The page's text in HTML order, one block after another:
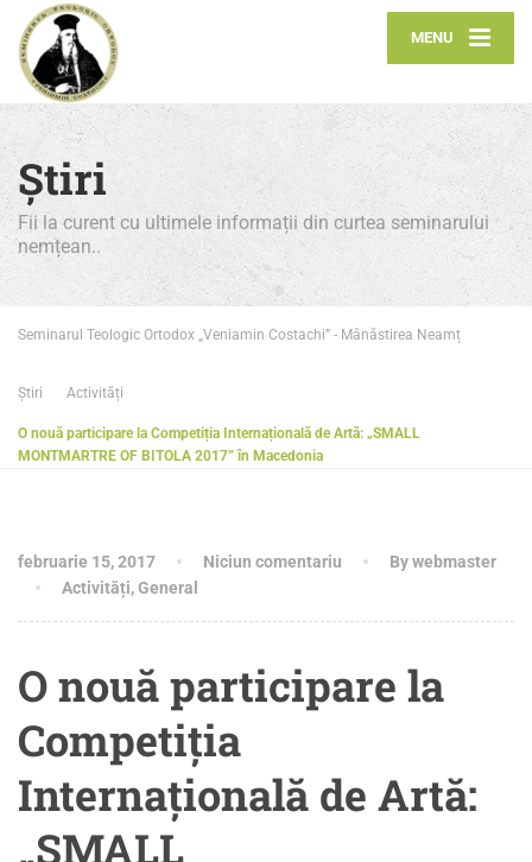
MENU
Știri
Fii la curent cu ultimele informații din curtea seminarului
nemțean..
Seminarul Teologic Ortodox „Veniamin Costachi” - Mânăstirea Neamț
Știri Activități
O nouă participare la Competiția Internațională de Artă: „SMALL
MONTMARTRE OF BITOLA 2017” în Macedonia
februarie 15, 2017 Niciun comentariu
By webmaster
Activități,General
O nouă participare la
Competiția
Internațională de Artă:
„SMALL